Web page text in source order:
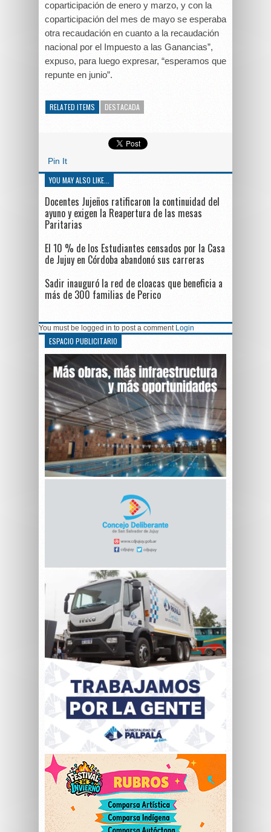
coparticipación de enero y marzo, y con la
coparticipación del mes de mayo se esperaba
otra recaudación en cuanto a la recaudación
nacional por el Impuesto a las Ganancias”,
expuso, para luego expresar, “esperamos que
repunte en junio”.
RELATED ITEMS DESTACADA
Pin It
YOU MAY ALSO LIKE...
Docentes Jujeños ratificaron la continuidad del
ayuno y exigen la Reapertura de las mesas
Paritarias
El 10 % de los Estudiantes censados por la Casa
de Jujuy en Córdoba abandonó sus carreras
Sadir inauguró la red de cloacas que beneficia a
más de 300 familias de Perico
You must be logged in to post a comment Login
ESPACIO PUBLICITARIO